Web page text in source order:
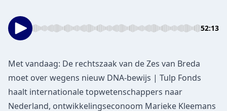
52:13
Met vandaag: De rechtszaak van de Zes van Breda
moet over wegens nieuw DNA-bewijs | Tulp Fonds
haalt internationale topwetenschappers naar
Nederland, ontwikkelingseconoom Marieke Kleemans